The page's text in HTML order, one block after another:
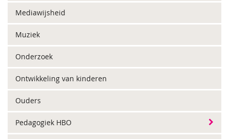
Mediawijsheid
Muziek
Onderzoek
Ontwikkeling van kinderen
Ouders
Pedagogiek HBO